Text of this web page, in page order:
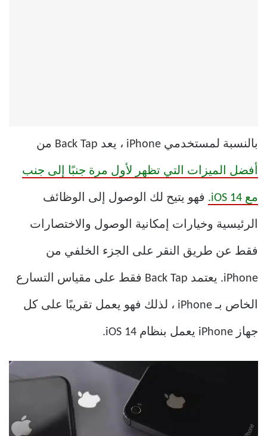
بالنسبة لمستخدمي iPhone ، يعد Back Tap من
أفضل الميزات التي تظهر لأول مرة جنبًا إلى جنب
مع iOS 14. فهو يتيح لك الوصول إلى الوظائف
الرئيسية وخيارات إمكانية الوصول والاختصارات
فقط عن طريق النقر على الجزء الخلفي من
iPhone. يعتمد Back Tap فقط على مقياس التسارع
الخاص بـ iPhone ، لذلك فهو يعمل تقريبًا على كل
جهاز iPhone يعمل بنظام iOS 14.